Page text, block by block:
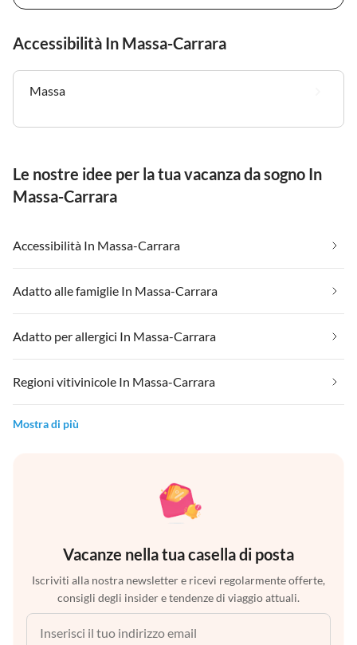
Accessibilità In Massa-Carrara
Massa
Le nostre idee per la tua vacanza da sogno In
Massa-Carrara
Accessibilità In Massa-Carrara
Adatto alle famiglie In Massa-Carrara
Adatto per allergici In Massa-Carrara
Regioni vitivinicole In Massa-Carrara
Mostra di più
Vacanze nella tua casella di posta
Iscriviti alla nostra newsletter e ricevi regolarmente offerte,
consigli degli insider e tendenze di viaggio attuali.